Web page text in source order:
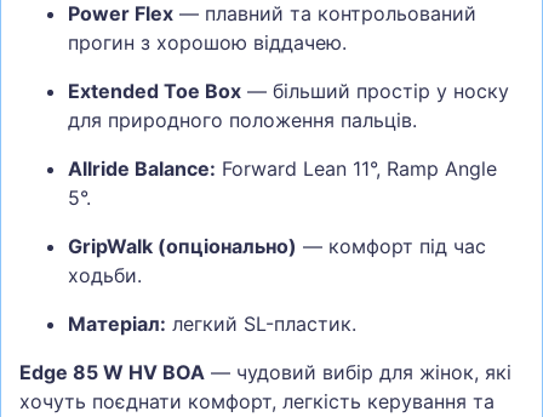
Power Flex — плавний та контрольований
прогин з хорошою віддачею.
Extended Toe Box — більший простір у носку
для природного положення пальців.
Allride Balance: Forward Lean 11°, Ramp Angle
5°.
GripWalk (опціонально) — комфорт під час
ходьби.
Матеріал: легкий SL-пластик.
Edge 85 W HV BOA — чудовий вибір для жінок, які
хочуть поєднати комфорт, легкість керування та